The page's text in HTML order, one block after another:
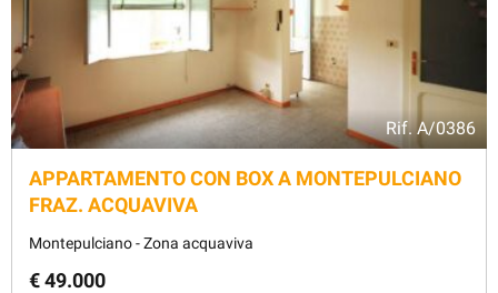
Rif.A/0386
APPARTAMENTO CON BOX A MONTEPULCIANO
FRAZ. ACQUAVIVA
Montepulciano - Zona acquaviva
€ 49.000